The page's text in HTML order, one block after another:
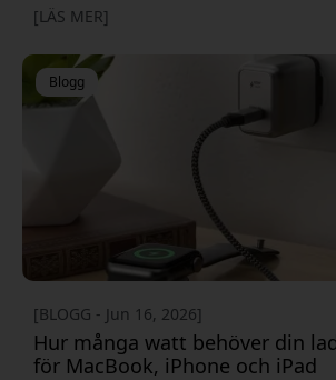
stora skillnader som kan påverka allt
någon gång har stått och funderat på
enkel USB-C-
[LÄS MER]
Blogg
[BLOGG - Jun 16, 2026]
Hur många watt behöver din
för MacBook, iPhone och iPad